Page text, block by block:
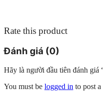
Rate this product
Đánh giá (0)
Hãy là người đầu tiên đánh
You must be logged in to post